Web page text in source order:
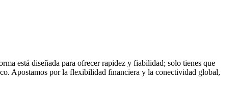
está diseñada para ofrecer rapidez y fiabilidad; solo tienes que
Apostamos por la flexibilidad financiera y la conectividad global,